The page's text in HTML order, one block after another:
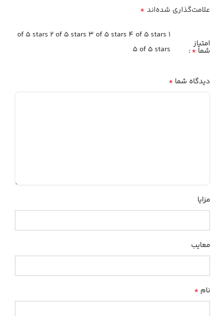
علامت‌گذاری شده‌اند *
امتیاز
شما*
1 of 5 stars
2 of 5 stars 3 of 5 stars 4 of 5 stars
5 of 5 stars
دیدگاه شما *
مزایا
معایب
نام *